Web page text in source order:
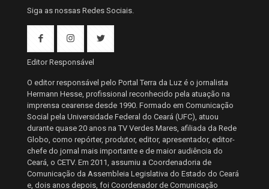
Siga as nossas Redes Sociais.
Editor Responsável
O editor responsável pelo Portal Terra da Luz é o jornalista
Hermann Hesse, profissional reconhecido pela atuação na
imprensa cearense desde 1990. Formado em Comunicação
Social pela Universidade Federal do Ceará (UFC), atuou
durante quase 20 anos na TV Verdes Mares, afiliada da Rede
Globo, como repórter, produtor, editor, apresentador, editor-
chefe do jornal mais importante e de maior audiência do
Ceará, o CETV. Em 2011, assumiu a Coordenadoria de
Comunicação da Assembleia Legislativa do Estado do Ceará
e, dois anos depois, foi Coordenador de Comunicação